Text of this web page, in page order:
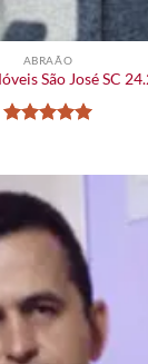
ABRAÃO
São José SC